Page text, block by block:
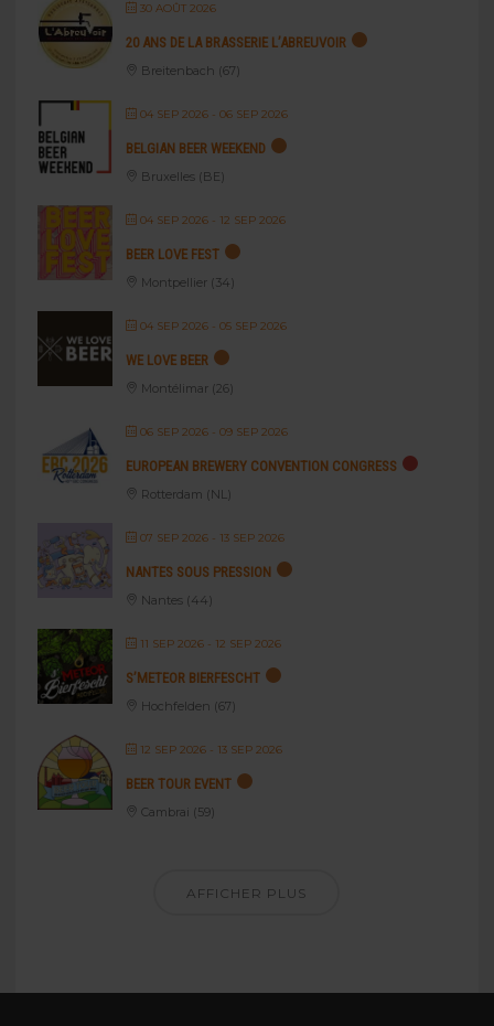
30 AOÛT 2026
20 ANS DE LA BRASSERIE L’ABREUVOIR
Breitenbach (67)
04 SEP 2026- 06 SEP 2026
BELGIAN BEER WEEKEND
Bruxelles (BE)
04 SEP 2026- 12 SEP 2026
BEER LOVE FEST
Montpellier (34)
04 SEP 2026- 05 SEP 2026
WE LOVE BEER
Montélimar (26)
06 SEP 2026- 09 SEP 2026
EUROPEAN BREWERY CONVENTION CONGRESS
Rotterdam (NL)
07 SEP 2026- 13 SEP 2026
NANTES SOUS PRESSION
Nantes (44)
11 SEP 2026- 12 SEP 2026
S’METEOR BIERFESCHT
Hochfelden (67)
12 SEP 2026- 13 SEP 2026
BEER TOUR EVENT
Cambrai (59)
AFFICHER PLUS